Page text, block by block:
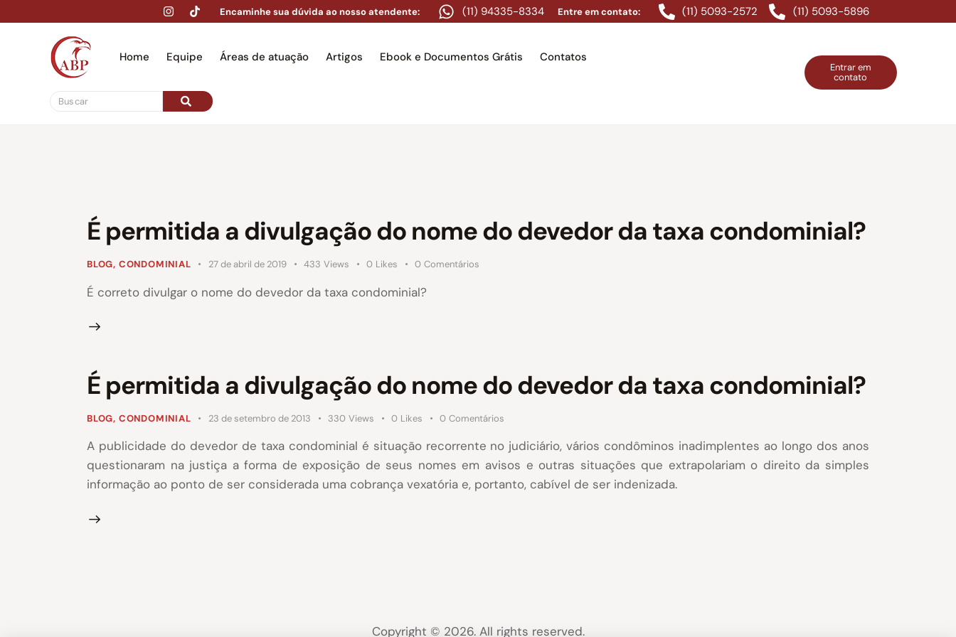
Encaminhe sua dúvida ao nosso atendente: (11) 94335-8334 Entre em contato: (11) 5093-2572 (11) 5093-5896
Home Equipe Áreas de atuação Artigos Ebook e Documentos Grátis Contatos
Entrar em
contato
É permitida a divulgação do nome do devedor da taxa condominial?
BLOG, CONDOMINIAL 27 de abril de 2019 433 Views 0 Likes 0 Comentários
É correto divulgar o nome do devedor da taxa condominial?
É permitida a divulgação do nome do devedor da taxa condominial?
BLOG, CONDOMINIAL 23 de setembro de 2013 330 Views 0 Likes 0 Comentários
A publicidade do devedor de taxa condominial é situação recorrente no judiciário, vários condôminos inadimplentes ao longo dos anos
questionaram na justiça a forma de exposição de seus nomes em avisos e outras situações que extrapolariam o direito da simples
informação ao ponto de ser considerada uma cobrança vexatória e, portanto, cabível de ser indenizada.
Copyright © 2026. All rights reserved.